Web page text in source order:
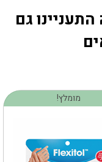
גם
מומלץ!